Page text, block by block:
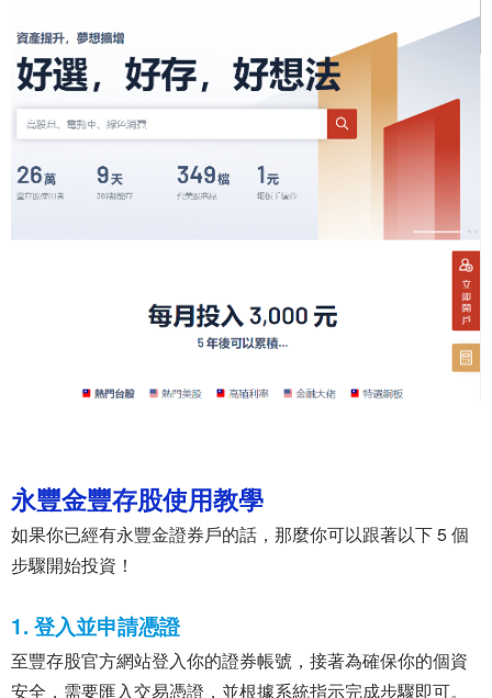
永豐金豐存股使用教學
如果你已經有永豐金證券戶的話，那麼你可以跟著以下 5 個
步驟開始投資！
1. 登入並申請憑證
至豐存股官方網站登入你的證券帳號，接著為確保你的個資
安全，需要匯入交易憑證，並根據系統指示完成步驟即可。